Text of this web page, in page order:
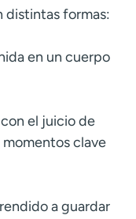
distintas formas:
en un cuerpo
el juicio de
clave
a guardar